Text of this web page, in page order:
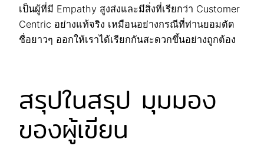
เป็นผู้ที่มี Empathy สูงส่งและมีสิ่งที่เรียกว่า Customer
Centric อย่างแท้จริง เหมือนอย่างกรณีที่ท่านยอมตัด
ชื่อยาวๆ ออกให้เราได้เรียกกันสะดวกขึ้นอย่างถูกต้อง
สรุปในสรุป มุมมอง
ของผู้เขียน